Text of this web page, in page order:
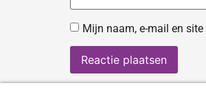
Mijn naam, e-mail en